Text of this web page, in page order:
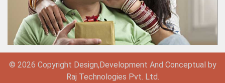
© 2026 Copyright Design, Development And Conceptual by
Raj Technologies Pvt. Ltd.